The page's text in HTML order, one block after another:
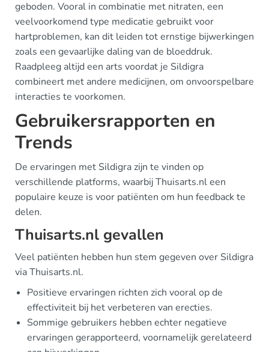
geboden. Vooral in combinatie met nitraten, een
veelvoorkomend type medicatie gebruikt voor
hartproblemen, kan dit leiden tot ernstige bijwerkingen
zoals een gevaarlijke daling van de bloeddruk.
Raadpleeg altijd een arts voordat je Sildigra
combineert met andere medicijnen, om onvoorspelbare
interacties te voorkomen.
Gebruikersrapporten en
Trends
De ervaringen met Sildigra zijn te vinden op
verschillende platforms, waarbij Thuisarts.nl een
populaire keuze is voor patiënten om hun feedback te
delen.
Thuisarts.nl gevallen
Veel patiënten hebben hun stem gegeven over Sildigra
via Thuisarts.nl.
Positieve ervaringen richten zich vooral op de
effectiviteit bij het verbeteren van erecties.
Sommige gebruikers hebben echter negatieve
ervaringen gerapporteerd, voornamelijk gerelateerd